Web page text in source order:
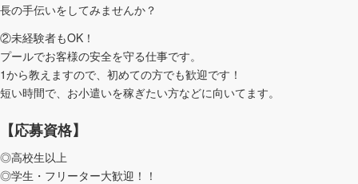
長の手伝いをしてみませんか？
②未経験者もOK！
プールでお客様の安全を守る仕事です。
1から教えますので、初めての方でも歓迎です！
短い時間で、お小遣いを稼ぎたい方などに向いてます。
【応募資格】
◎高校生以上
◎学生・フリーター大歓迎！！